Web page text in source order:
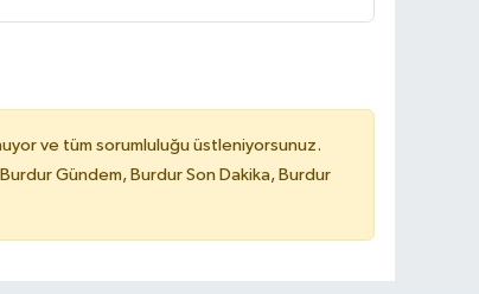
ve tüm sorumluluğu üstleniyorsunuz.
Gündem, Burdur Son Dakika, Burdur